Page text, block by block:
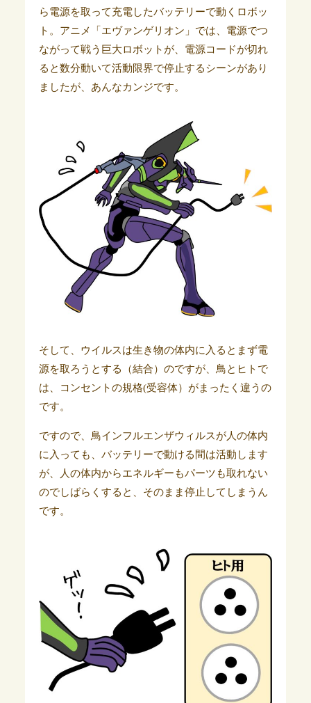
ら電源を取って充電したバッテリーで動くロボッ
ト。アニメ「エヴァンゲリオン」では、電源でつ
ながって戦う巨大ロボットが、電源コードが切れ
ると数分動いて活動限界で停止するシーンがあり
ましたが、あんなカンジです。
そして、ウイルスは生き物の体内に入るとまず電
源を取ろうとする（結合）のですが、鳥とヒトで
は、コンセントの規格(受容体）がまったく違うの
です。
ですので、鳥インフルエンザウィルスが人の体内
に入っても、バッテリーで動ける間は活動します
が、人の体内からエネルギーもパーツも取れない
のでしばらくすると、そのまま停止してしまうん
です。